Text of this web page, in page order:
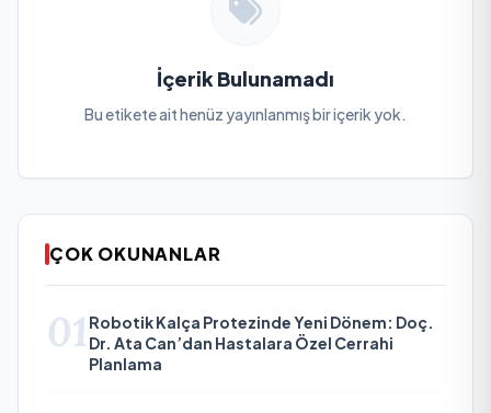
İçerik Bulunamadı
Bu etikete ait henüz yayınlanmış bir içerik yok.
ÇOK OKUNANLAR
01 Robotik Kalça Protezinde Yeni Dönem: Doç.
Dr. Ata Can’dan Hastalara Özel Cerrahi
Planlama